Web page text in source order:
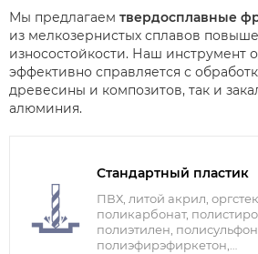
Мы предлагаем твердосплавные
из мелкозернистых сплавов
износостойкости. Наш инструмент
эффективно справляется с
древесины и композитов, так и
алюминия.
Стандартный пластик
ПВХ, литой акрил,
поликарбонат,
полиэтилен,
полиэфирэфиркетон,